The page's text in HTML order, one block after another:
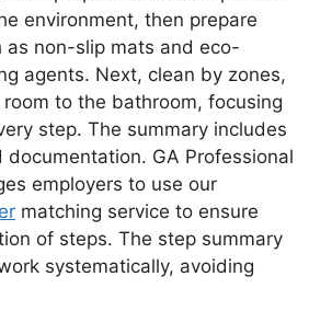
environment, then prepare
as non-slip mats and eco-
agents. Next, clean by zones,
to the bathroom, focusing
step. The summary includes
documentation. GA Professional
employers to use our
matching service to ensure
of steps. The step summary
systematically, avoiding